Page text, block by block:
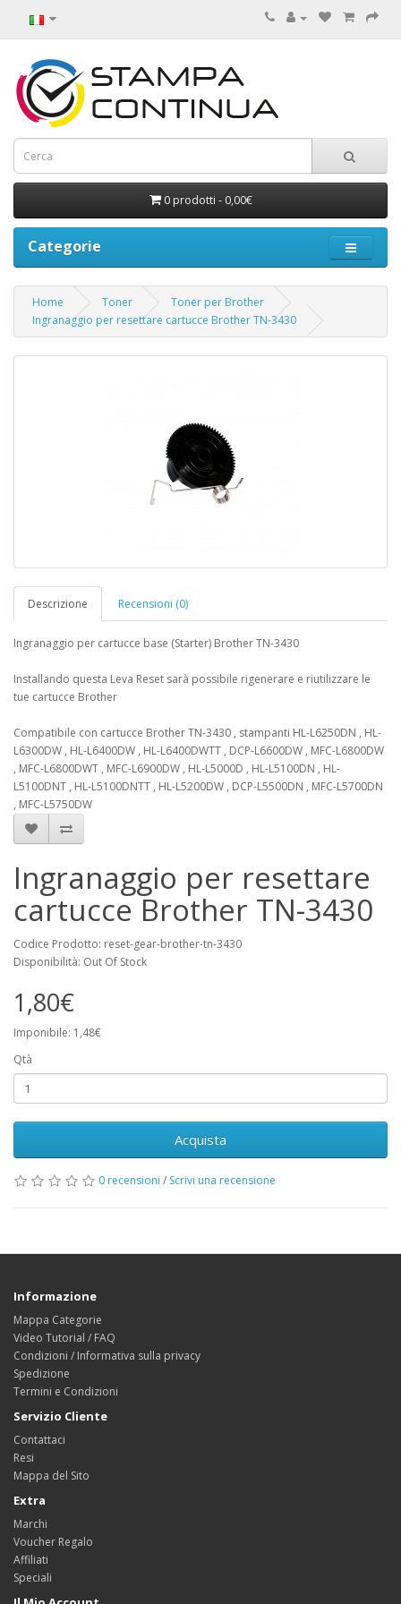
0 prodotti - 0,00€
Categorie
Home Toner
Toner per Brother
Ingranaggio per resettare cartucce Brother TN-3430
Descrizione Recensioni (0)
Ingranaggio per cartucce base (Starter) Brother TN-3430
Installando questa Leva Reset sarà possibile rigenerare e riutilizzare le
tue cartucce Brother
Compatibile con cartucce Brother TN-3430 , stampanti HL-L6250DN , HL-
L6300DW , HL-L6400DW , HL-L6400DWTT , DCP-L6600DW , MFC-L6800DW
, MFC-L6800DWT , MFC-L6900DW , HL-L5000D , HL-L5100DN , HL-
L5100DNT , HL-L5100DNTT , HL-L5200DW , DCP-L5500DN , MFC-L5700DN
, MFC-L5750DW
Ingranaggio per resettare
cartucce Brother TN-3430
Codice Prodotto: reset-gear-brother-tn-3430
Disponibilità: Out Of Stock
1,80€
Imponibile: 1,48€
Qtà
Acquista
0 recensioni / Scrivi una recensione
Informazione
Mappa Categorie
Video Tutorial / FAQ
Condizioni / Informativa sulla privacy
Spedizione
Termini e Condizioni
Servizio Cliente
Contattaci
Resi
Mappa del Sito
Extra
Marchi
Voucher Regalo
Affiliati
Speciali